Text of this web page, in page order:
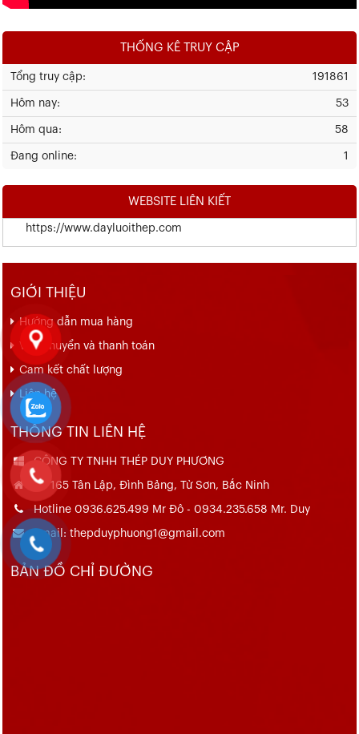
THỐNG KÊ TRUY CẬP
191861
Tổng truy cập:
53
Hôm nay:
58
Hôm qua:
1
Đang online:
WEBSITE LIÊN KIẾT
https://www.dayluoithep.com
GIỚI THIỆU
Hướng dẫn mua hàng
Vận chuyển và thanh toán
Cam kết chất lượng
Liên hệ
THÔNG TIN LIÊN HỆ
CÔNG TY TNHH THÉP DUY PHƯƠNG
Số 165 Tân Lập, Đình Bảng, Từ Sơn, Bắc Ninh
Hotline 0936.625.499 Mr Đô - 0934.235.658 Mr. Duy
Email: thepduyphuong1@gmail.com
BẢN ĐỒ CHỈ ĐƯỜNG